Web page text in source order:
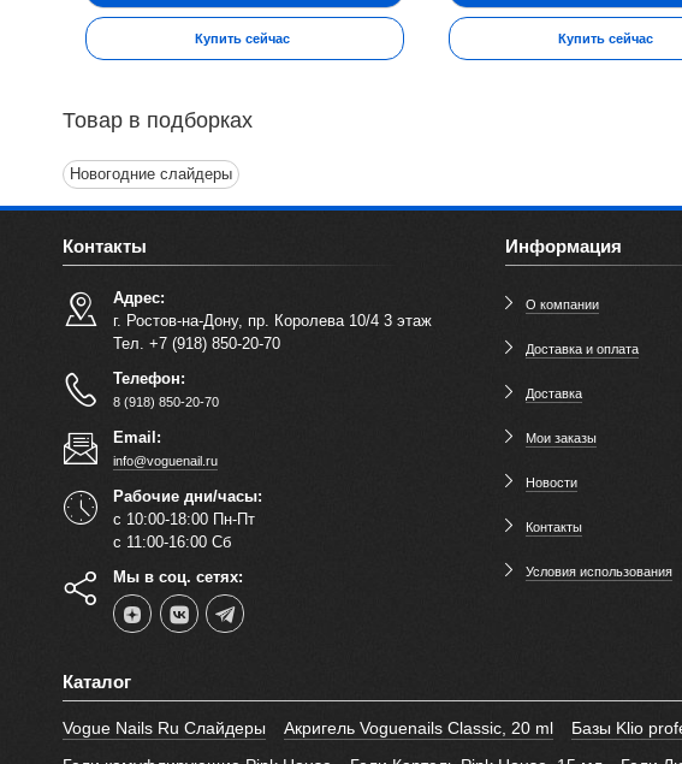
Купить сейчас Купить сейчас
Товар в подборках
Новогодние слайдеры
Контакты
Адрес:
г. Ростов-на-Дону, пр. Королева 10/4 3 этаж
Тел. +7 (918) 850-20-70
Телефон:
8 (918) 850-20-70
Email:
info@voguenail.ru
Рабочие дни/часы:
с 10:00-18:00 Пн-Пт
с 11:00-16:00 Сб
Мы в соц. сетях:
Информация
О компании
Доставка и оплата
Доставка
Мои заказы
Новости
Контакты
Условия использования
Каталог
Vogue Nails Ru Слайдеры Акригель Voguenails Classic, 20 ml Базы Klio